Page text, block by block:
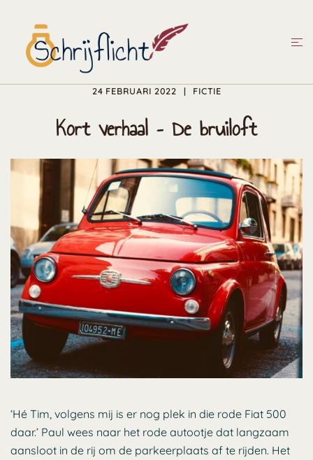
inhoud
24 FEBRUARI 2022 FICTIE
Kort verhaal – De bruiloft
‘Hé Tim, volgens mij is er nog plek in die rode Fiat 500
daar.’ Paul wees naar het rode autootje dat langzaam
aansloot in de rij om de parkeerplaats af te rijden. Het